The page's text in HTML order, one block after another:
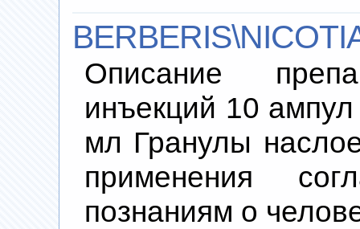
Описание
инъекций 10
мл Гранулы
применения
познаниям о